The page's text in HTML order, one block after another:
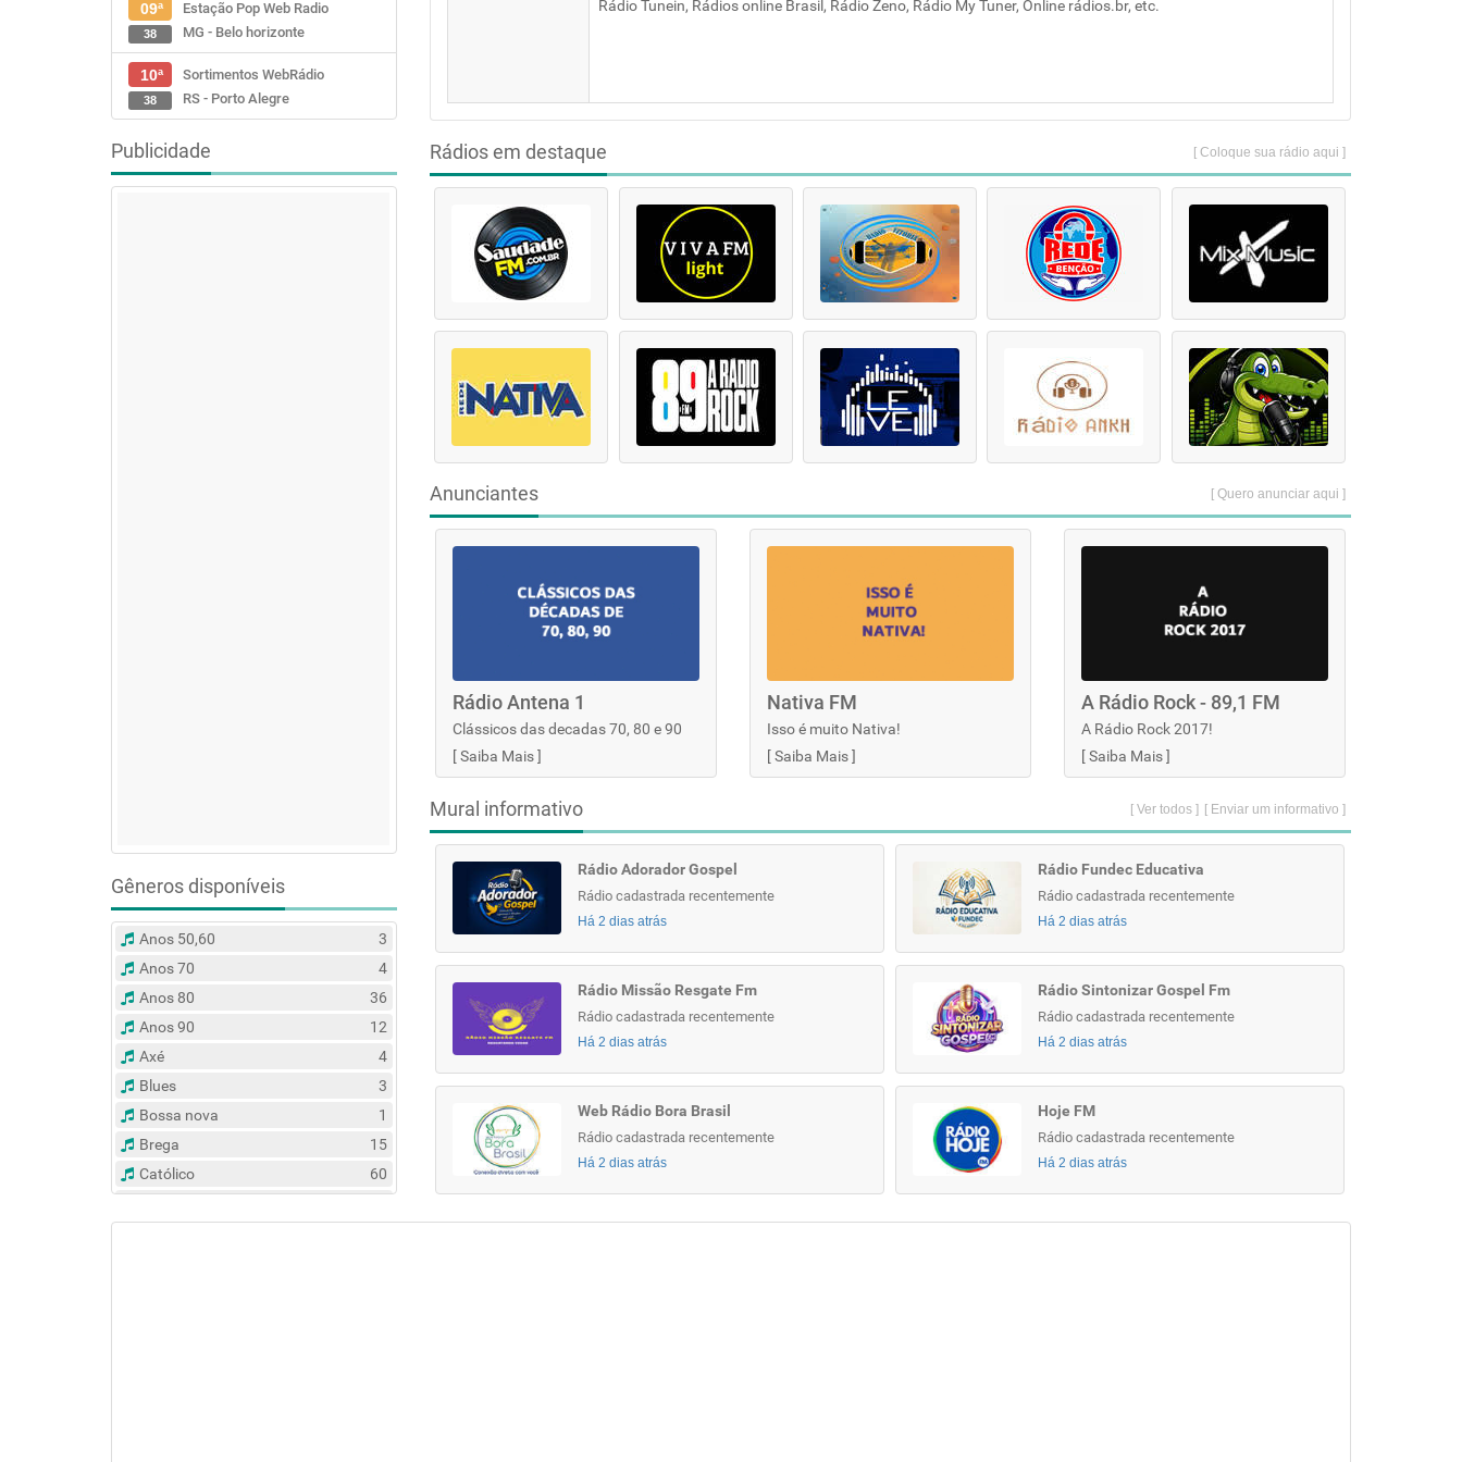
09ª
Estação Pop Web Radio
MG - Belo horizonte
38
10ª
Sortimentos WebRádio
RS - Porto Alegre
38
Publicidade
Gêneros disponíveis
Anos 50,60
3
Anos 70
4
Anos 80
36
Anos 90
12
Axé
4
Blues
3
Bossa nova
1
Brega
15
Católico
60
Rádio Tunein, Rádios online Brasil, Rádio Zeno, Rádio My Tuner, Online rádios.br, etc.
Rádios em destaque [ Coloque sua rádio aqui ]
Anunciantes [ Quero anunciar aqui ]
Rádio Antena 1
Clássicos das decadas 70, 80 e 90
[Saiba Mais]
Nativa FM
Isso é muito Nativa!
[Saiba Mais]
A Rádio Rock - 89,1 FM
A Rádio Rock 2017!
[Saiba Mais]
Mural informativo [ Enviar um informativo ]
[ Ver todos ]
Rádio Adorador Gospel
Rádio cadastrada recentemente
Há 2 dias atrás
Rádio Fundec Educativa
Rádio cadastrada recentemente
Há 2 dias atrás
Rádio Missão Resgate Fm
Rádio cadastrada recentemente
Há 2 dias atrás
Rádio Sintonizar Gospel Fm
Rádio cadastrada recentemente
Há 2 dias atrás
Web Rádio Bora Brasil
Rádio cadastrada recentemente
Há 2 dias atrás
Hoje FM
Rádio cadastrada recentemente
Há 2 dias atrás